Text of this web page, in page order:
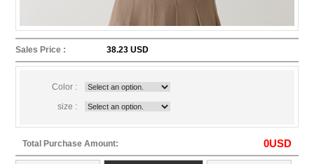
Sales Price : 38.23 USD
Color :
size :
Total Purchase Amount: 0USD